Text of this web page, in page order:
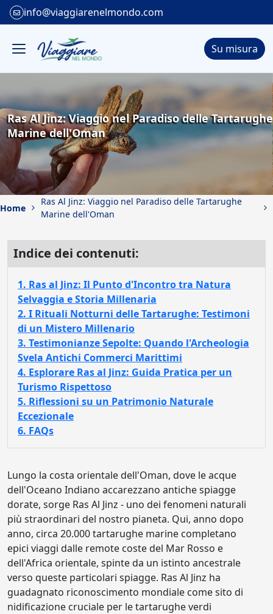
info@viaggiarenelmondo.com
Su misura
Ras Al Jinz: Viaggio nel Paradiso delle Tartarughe
Marine dell'Oman
Home
Ras Al Jinz: Viaggio nel Paradiso delle Tartarughe
Marine dell'Oman
Indice dei contenuti:
1. Ras al Jinz: Il Punto d'Incontro tra Natura
Selvaggia e Storia Millenaria
2. I Rituali Notturni delle Tartarughe: Testimoni
di un Mistero Millenario
3. Testimonianze Sepolte: Quando l'Archeologia
Svela Antichi Commerci Marittimi
4. Esplorare Ras al Jinz: Guida Pratica per un
Turismo Rispettoso
5. Riflessioni su un Patrimonio Naturale
Eccezionale
6. FAQs
Lungo la costa orientale dell'Oman, dove le acque
dell'Oceano Indiano accarezzano antiche spiagge
dorate, sorge Ras Al Jinz - uno dei fenomeni naturali
più straordinari del nostro pianeta. Qui, anno dopo
anno, circa 20.000 tartarughe marine completano
epici viaggi dalle remote coste del Mar Rosso e
dell'Africa orientale, spinte da un istinto ancestrale
verso queste particolari spiagge. Ras Al Jinz ha
guadagnato riconoscimento mondiale come sito di
nidificazione cruciale per le tartarughe verdi